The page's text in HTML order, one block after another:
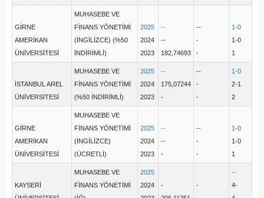
GİRNE
AMERİKAN
ÜNİVERSİTESİ
MUHASEBE VE
FİNANS YÖNETİMİ
(İNGİLİZCE) (%50
İNDİRİMLİ)
2025
2024
2023
--
--
182,74693
--
-
-
1-0
1-0
1
İSTANBUL AREL
ÜNİVERSİTESİ
MUHASEBE VE
FİNANS YÖNETİMİ
(%50 İNDİRİMLİ)
2025
2024
2023
--
175,07244
-
--
-
-
1-0
2-1
2
GİRNE
AMERİKAN
ÜNİVERSİTESİ
MUHASEBE VE
FİNANS YÖNETİMİ
(İNGİLİZCE)
(ÜCRETLİ)
2025
2024
2023
--
--
-
--
-
-
1-0
1-0
1
KAYSERİ
MUHASEBE VE
FİNANS YÖNETİMİ
2025
2024
-
-
--
4-